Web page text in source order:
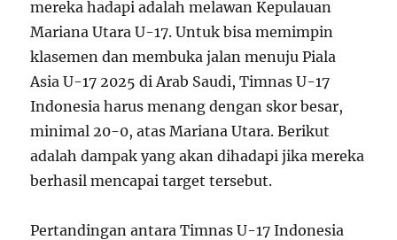
mereka hadapi adalah melawan Kepulauan
Mariana Utara U-17. Untuk bisa memimpin
klasemen dan membuka jalan menuju Piala
Asia U-17 2025 di Arab Saudi, Timnas U-17
Indonesia harus menang dengan skor besar,
minimal 20-0, atas Mariana Utara. Berikut
adalah dampak yang akan dihadapi jika mereka
berhasil mencapai target tersebut.
Pertandingan antara Timnas U-17 Indonesia